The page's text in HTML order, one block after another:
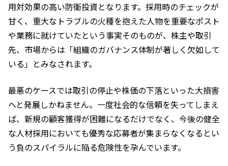
用対効果の高い防衛投資となります。採用時のチェックが
甘く、重大なトラブルの火種を抱えた人物を重要なポスト
や業務に就けていたという事実そのものが、株主や取引
先、市場からは「組織のガバナンス体制が著しく欠如して
いる」とみなされます。
最悪のケースでは取引の停止や株価の下落といった大損害
へと発展しかねません。一度社会的な信頼を失ってしまえ
ば、新規の顧客獲得が困難になるだけでなく、今後の健全
な人材採用においても優秀な応募者が集まらなくなるとい
う負のスパイラルに陥る危険性を孕んでいます。